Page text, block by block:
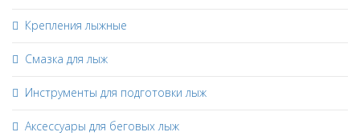
Крепления лыжные
Смазка для лыж
Инструменты для подготовки лыж
Аксессуары для беговых лыж